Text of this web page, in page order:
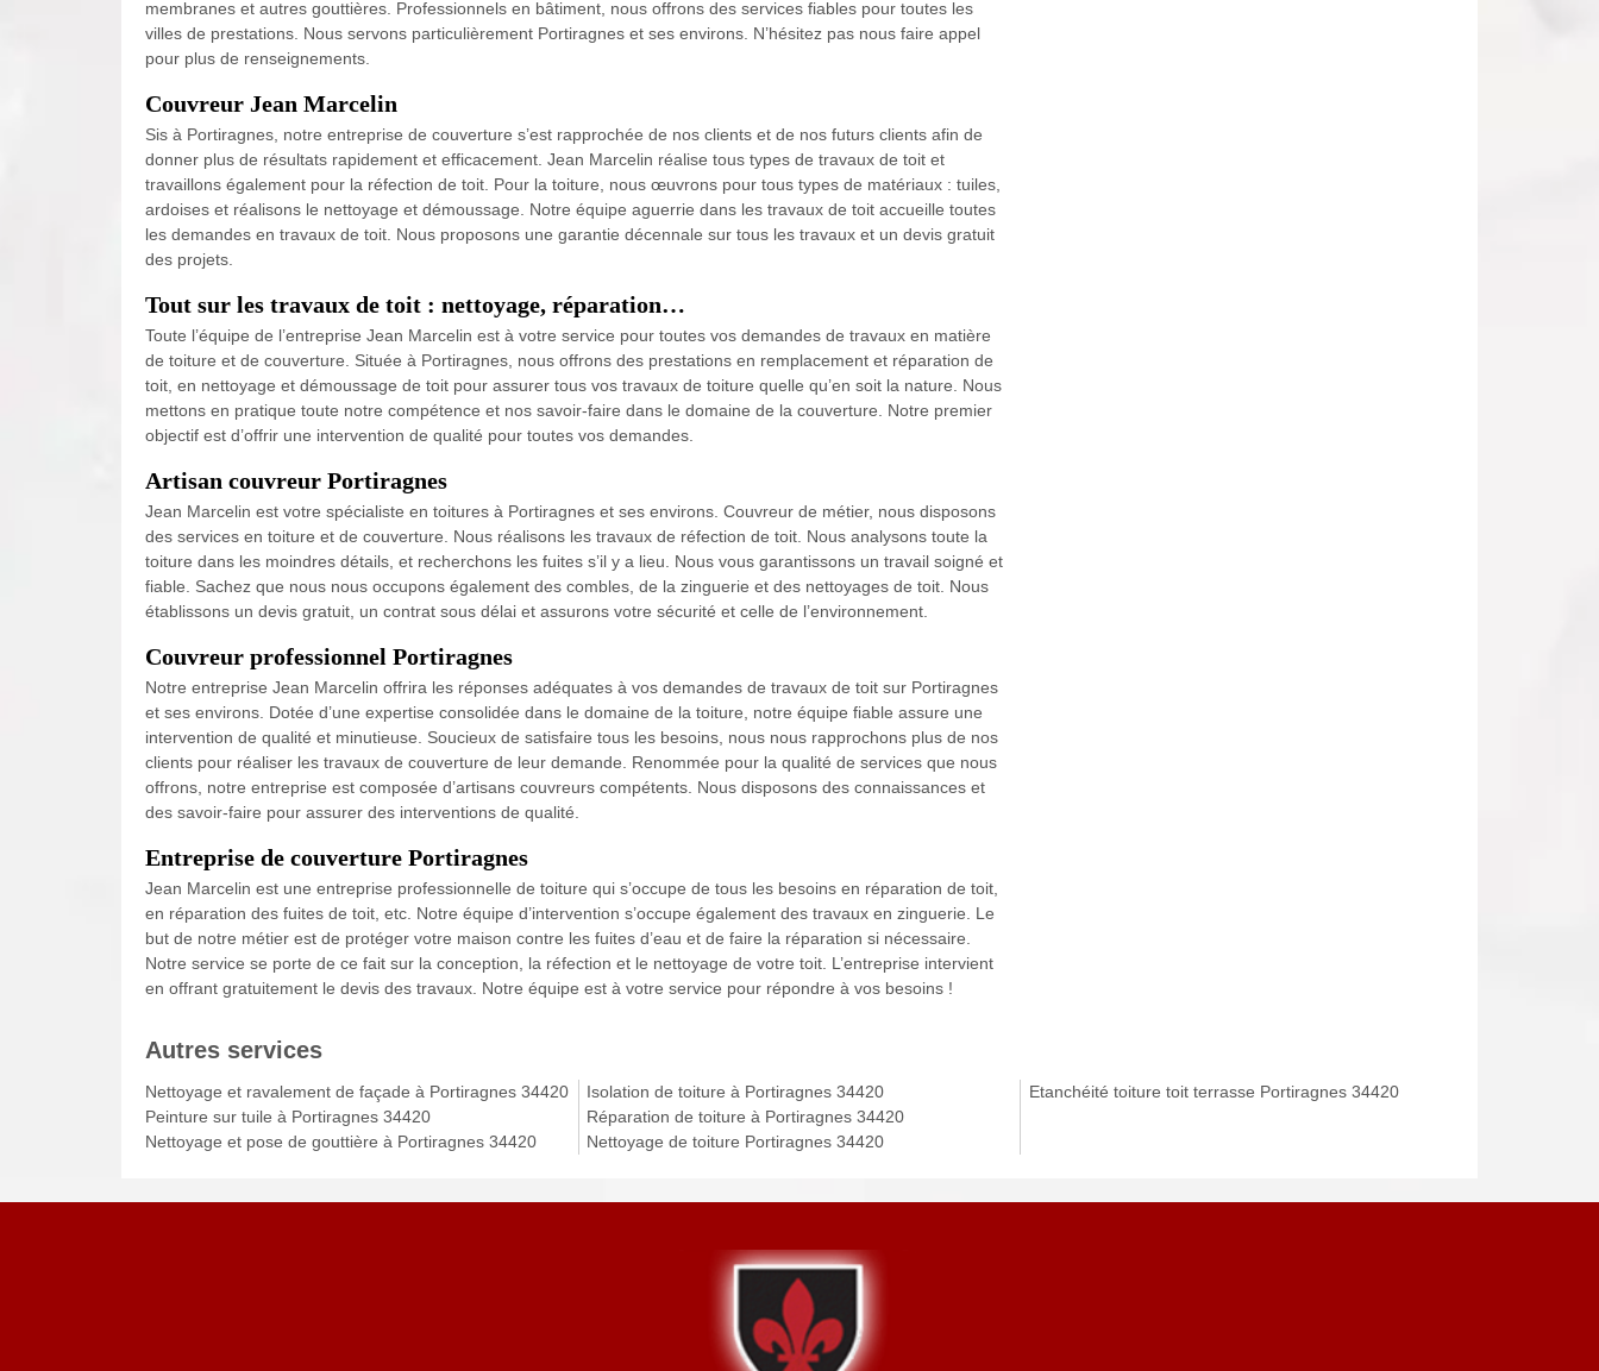
membranes et autres gouttières. Professionnels en bâtiment, nous offrons des services fiables pour toutes les
villes de prestations. Nous servons particulièrement Portiragnes et ses environs. N’hésitez pas nous faire appel
pour plus de renseignements.
Couvreur Jean Marcelin
Sis à Portiragnes, notre entreprise de couverture s’est rapprochée de nos clients et de nos futurs clients afin de
donner plus de résultats rapidement et efficacement. Jean Marcelin réalise tous types de travaux de toit et
travaillons également pour la réfection de toit. Pour la toiture, nous œuvrons pour tous types de matériaux : tuiles,
ardoises et réalisons le nettoyage et démoussage. Notre équipe aguerrie dans les travaux de toit accueille toutes
les demandes en travaux de toit. Nous proposons une garantie décennale sur tous les travaux et un devis gratuit
des projets.
Tout sur les travaux de toit : nettoyage, réparation…
Toute l’équipe de l’entreprise Jean Marcelin est à votre service pour toutes vos demandes de travaux en matière
de toiture et de couverture. Située à Portiragnes, nous offrons des prestations en remplacement et réparation de
toit, en nettoyage et démoussage de toit pour assurer tous vos travaux de toiture quelle qu’en soit la nature. Nous
mettons en pratique toute notre compétence et nos savoir-faire dans le domaine de la couverture. Notre premier
objectif est d’offrir une intervention de qualité pour toutes vos demandes.
Artisan couvreur Portiragnes
Jean Marcelin est votre spécialiste en toitures à Portiragnes et ses environs. Couvreur de métier, nous disposons
des services en toiture et de couverture. Nous réalisons les travaux de réfection de toit. Nous analysons toute la
toiture dans les moindres détails, et recherchons les fuites s’il y a lieu. Nous vous garantissons un travail soigné et
fiable. Sachez que nous nous occupons également des combles, de la zinguerie et des nettoyages de toit. Nous
établissons un devis gratuit, un contrat sous délai et assurons votre sécurité et celle de l’environnement.
Couvreur professionnel Portiragnes
Notre entreprise Jean Marcelin offrira les réponses adéquates à vos demandes de travaux de toit sur Portiragnes
et ses environs. Dotée d’une expertise consolidée dans le domaine de la toiture, notre équipe fiable assure une
intervention de qualité et minutieuse. Soucieux de satisfaire tous les besoins, nous nous rapprochons plus de nos
clients pour réaliser les travaux de couverture de leur demande. Renommée pour la qualité de services que nous
offrons, notre entreprise est composée d’artisans couvreurs compétents. Nous disposons des connaissances et
des savoir-faire pour assurer des interventions de qualité.
Entreprise de couverture Portiragnes
Jean Marcelin est une entreprise professionnelle de toiture qui s’occupe de tous les besoins en réparation de toit,
en réparation des fuites de toit, etc. Notre équipe d’intervention s’occupe également des travaux en zinguerie. Le
but de notre métier est de protéger votre maison contre les fuites d’eau et de faire la réparation si nécessaire.
Notre service se porte de ce fait sur la conception, la réfection et le nettoyage de votre toit. L’entreprise intervient
en offrant gratuitement le devis des travaux. Notre équipe est à votre service pour répondre à vos besoins !
Autres services
Nettoyage et ravalement de façade à Portiragnes 34420
Peinture sur tuile à Portiragnes 34420
Nettoyage et pose de gouttière à Portiragnes 34420
Isolation de toiture à Portiragnes 34420
Réparation de toiture à Portiragnes 34420
Nettoyage de toiture Portiragnes 34420
Etanchéité toiture toit terrasse Portiragnes 34420